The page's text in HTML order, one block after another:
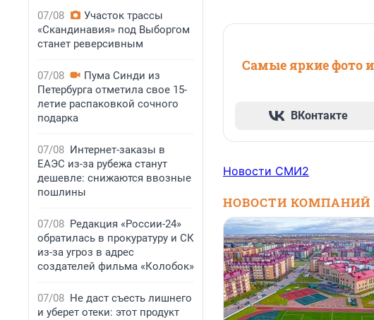
07/08
Участок трассы
«Скандинавия» под Выборгом
станет реверсивным
07/08
Пума Синди из
Петербурга отметила свое 15-
летие распаковкой сочного
подарка
07/08 Интернет-заказы в
ЕАЭС из-за рубежа станут
дешевле: снижаются ввозные
пошлины
07/08 Редакция «России-24»
обратилась в прокуратуру и СК
из-за угроз в адрес
создателей фильма «Колобок»
07/08 Не даст съесть лишнего
и уберет отеки: этот продукт
Самые яркие фото
ВКонтакте
Новости СМИ2
НОВОСТИ КОМПАНИЙ